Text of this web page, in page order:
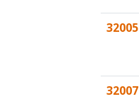
32005
32007